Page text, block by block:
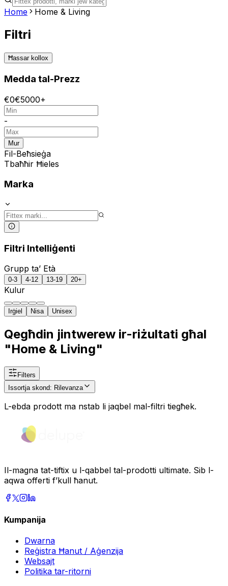
Home Home & Living
Filtri
Ħassar kollox
Medda tal-Prezz
€0€5000+
-
Mur
Fil-Beħsieġa
Tbaħħir Ħieles
Marka
Filtri Intelliġenti
Grupp ta’ Età
0-3 4-12 13-19 20+
Kulur
Irġiel Nisa Unisex
Qegħdin jintwerew ir-riżultati għal
"Home & Living"
Filters
Issortja skond: Rilevanza
L-ebda prodott ma nstab li jaqbel mal-filtri tiegħek.
Il-magna tat-tiftix u l-qabbel tal-prodotti ultimate. Sib l-
aqwa offerti f’kull ħanut.
Kumpanija
Dwarna
Reġistra Ħanut / Aġenzija
Websajt
Politika tar-ritorni